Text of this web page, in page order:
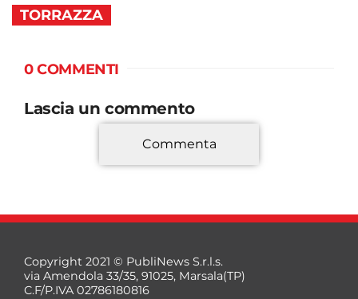
TORRAZZA
0 COMMENTI
Lascia un commento
*
Commenta
Copyright 2021 © PubliNews S.r.l.s.
via Amendola 33/35, 91025, Marsala(TP)
C.F/P.IVA 02786180816